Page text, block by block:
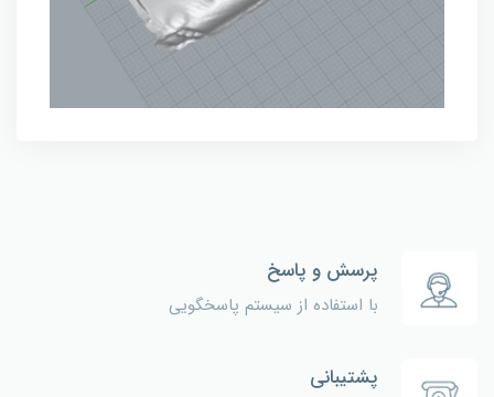
پرسش و پاسخ
با استفاده از سیستم پاسخگویی
پشتیبانی